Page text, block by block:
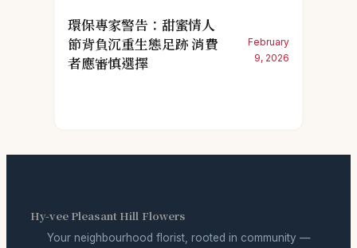
環保專家警告：甜蜜情人
節背負沉重生態足跡 消費
者應審慎選擇
February
9, 2026
Hy-vee Pleasant Hill Flowers
Your neighbourhood florist, rooted in community —